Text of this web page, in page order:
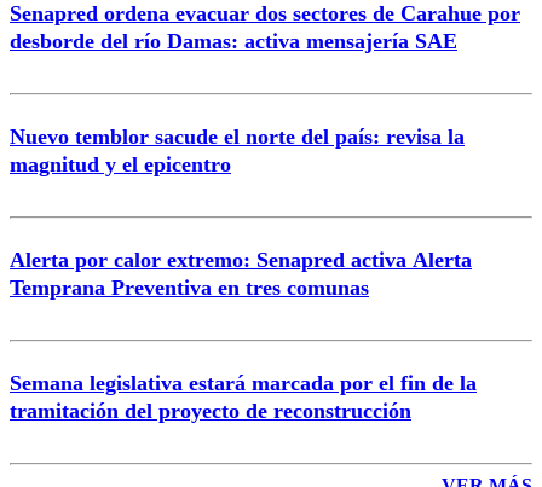
Correo
Senapred ordena evacuar dos sectores de Carahue por
desborde del río Damas: activa mensajería SAE
Nuevo temblor sacude el norte del país: revisa la
magnitud y el epicentro
Alerta por calor extremo: Senapred activa Alerta
Temprana Preventiva en tres comunas
Semana legislativa estará marcada por el fin de la
tramitación del proyecto de reconstrucción